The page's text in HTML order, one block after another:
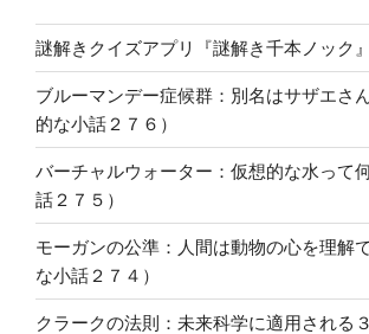
謎解きクイズアプリ『謎解き千本ノック
ブルーマンデー症候群：別名はサザエさ
的な小話２７６）
バーチャルウォーター：仮想的な水って
話２７５）
モーガンの公準：人間は動物の心を理解
な小話２７４）
クラークの法則：未来科学に適用される